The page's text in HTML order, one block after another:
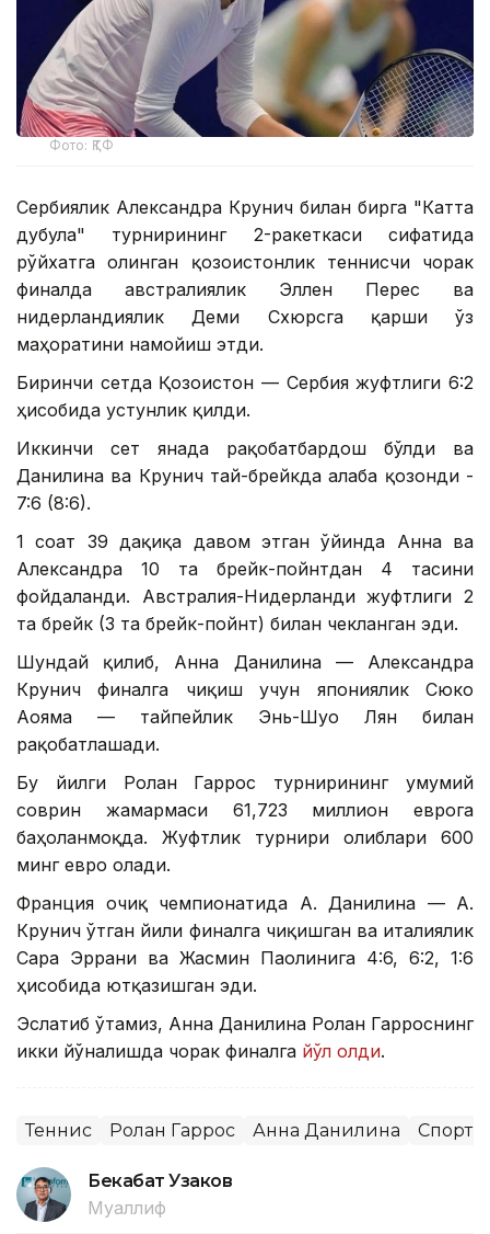
Фото: ҚТФ
Сербиялик Александра Крунич билан бирга "Катта
дубулға" турнирининг 2-ракеткаси сифатида
рўйхатга олинган қозоғистонлик теннисчи чорак
финалда австралиялик Эллен Перес ва
нидерландиялик Деми Схюрсга қарши ўз
маҳоратини намойиш этди.
Биринчи сетда Қозоғистон — Сербия жуфтлиги 6:2
ҳисобида устунлик қилди.
Иккинчи сет янада рақобатбардош бўлди ва
Данилина ва Крунич тай-брейкда ғалаба қозонди -
7:6 (8:6).
1 соат 39 дақиқа давом этган ўйинда Анна ва
Александра 10 та брейк-пойнтдан 4 тасини
фойдаланди. Австралия-Нидерланди жуфтлиги 2
та брейк (3 та брейк-пойнт) билан чекланган эди.
Шундай қилиб, Анна Данилина — Александра
Крунич финалга чиқиш учун япониялик Сюко
Аояма — тайпейлик Энь-Шуо Лян билан
рақобатлашади.
Бу йилги Ролан Гаррос турнирининг умумий
соврин жамғармаси 61,723 миллион еврога
баҳоланмоқда. Жуфтлик турнири ғолиблари 600
минг евро олади.
Франция очиқ чемпионатида А. Данилина — А.
Крунич ўтган йили финалга чиқишган ва италиялик
Сара Эррани ва Жасмин Паолинига 4:6, 6:2, 1:6
ҳисобида ютқазишган эди.
Эслатиб ўтамиз, Анна Данилина Ролан Гарроснинг
икки йўналишда чорак финалга йўл олди.
Теннис Ролан Гаррос Анна Данилина Спорт
Бекабат Узаков
Муаллиф